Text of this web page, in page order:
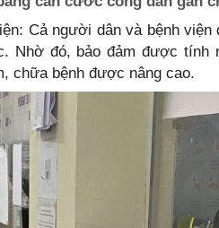
Cả người dân và bệnh
Nhờ đó, bảo đảm được tính
chữa bệnh được nâng cao.